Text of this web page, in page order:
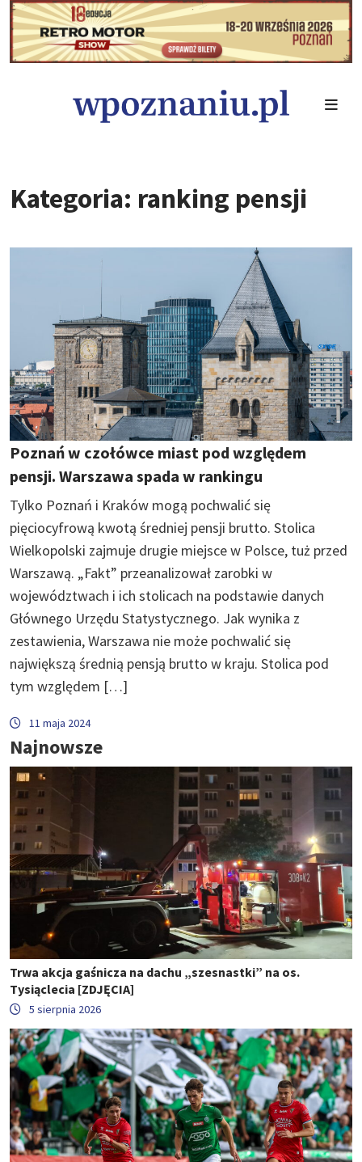
Kategoria: ranking pensji
Poznań w czołówce miast pod względem
pensji. Warszawa spada w rankingu
Tylko Poznań i Kraków mogą pochwalić się
pięciocyfrową kwotą średniej pensji brutto. Stolica
Wielkopolski zajmuje drugie miejsce w Polsce, tuż przed
Warszawą. „Fakt” przeanalizował zarobki w
województwach i ich stolicach na podstawie danych
Głównego Urzędu Statystycznego. Jak wynika z
zestawienia, Warszawa nie może pochwalić się
największą średnią pensją brutto w kraju. Stolica pod
tym względem […]
11 maja 2024
Najnowsze
Trwa akcja gaśnicza na dachu „szesnastki” na os.
Tysiąclecia [ZDJĘCIA]
5 sierpnia 2026